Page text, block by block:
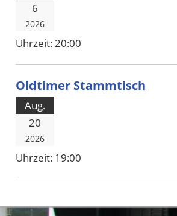
6
2026
Uhrzeit: 20:00
Oldtimer Stammtisch
Aug.
20
2026
Uhrzeit: 19:00